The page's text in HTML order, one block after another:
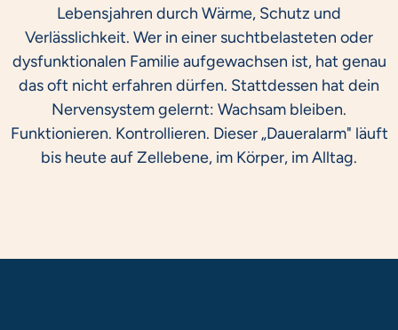
Lebensjahren durch Wärme, Schutz und
Verlässlichkeit. Wer in einer suchtbelasteten oder
dysfunktionalen Familie aufgewachsen ist, hat genau
das oft nicht erfahren dürfen. Stattdessen hat dein
Nervensystem gelernt: Wachsam bleiben.
Funktionieren. Kontrollieren. Dieser „Daueralarm" läuft
bis heute auf Zellebene, im Körper, im Alltag.